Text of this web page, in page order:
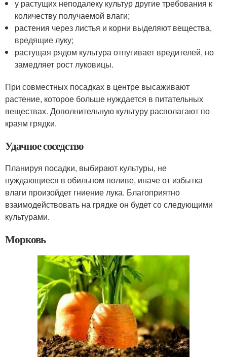
у растущих неподалеку культур другие требования к
количеству получаемой влаги;
растения через листья и корни выделяют вещества,
вредящие луку;
растущая рядом культура отпугивает вредителей, но
замедляет рост луковицы.
При совместных посадках в центре высаживают
растение, которое больше нуждается в питательных
веществах. Дополнительную культуру располагают по
краям грядки.
Удачное соседство
Планируя посадки, выбирают культуры, не
нуждающиеся в обильном поливе, иначе от избытка
влаги произойдет гниение лука. Благоприятно
взаимодействовать на грядке он будет со следующими
культурами.
Морковь